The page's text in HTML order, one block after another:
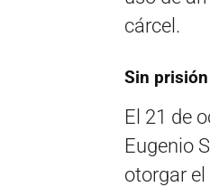
cárcel.
Sin
El 21 de
Eugenio
otorgar